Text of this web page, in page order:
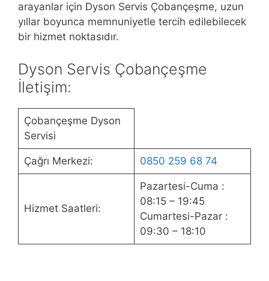
arayanlar için Dyson Servis Çobançeşme, uzun
yıllar boyunca memnuniyetle tercih edilebilecek
bir hizmet noktasıdır.
Dyson Servis Çobançeşme
İletişim:
Çobançeşme Dyson
Servisi
Çağrı Merkezi: 0850 259 68 74
Hizmet Saatleri:
Pazartesi-Cuma :
08:15 – 19:45
Cumartesi-Pazar :
09:30 – 18:10